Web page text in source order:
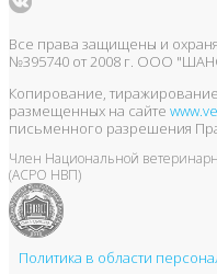
Все права защищены и
№395740 от 2008 г. ООО
Копирование,
размещенных на сайте
письменного разрешения
Член Национальной
(АСРО НВП)
Политика в области